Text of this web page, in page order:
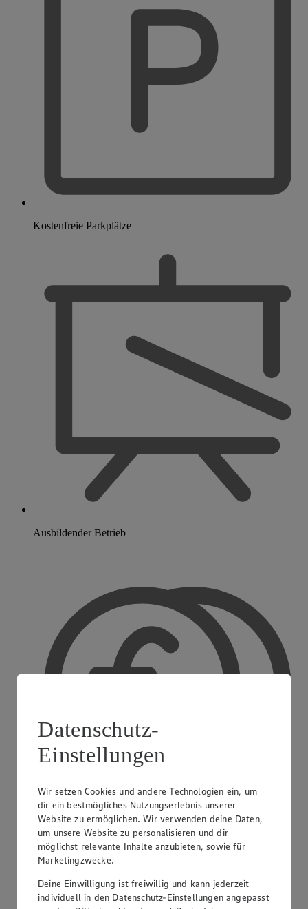
Kostenfreie Parkplätze
Ausbildender Betrieb
Bargeldauszahlung
Datenschutz-
Einstellungen
Wir setzen Cookies und andere Technologien ein, um
dir ein bestmögliches Nutzungserlebnis unserer
Website zu ermöglichen. Wir verwenden deine Daten,
um unsere Website zu personalisieren und dir
möglichst relevante Inhalte anzubieten, sowie für
Marketingzwecke.
Deine Einwilligung ist freiwillig und kann jederzeit
individuell in den Datenschutz-Einstellungen angepasst